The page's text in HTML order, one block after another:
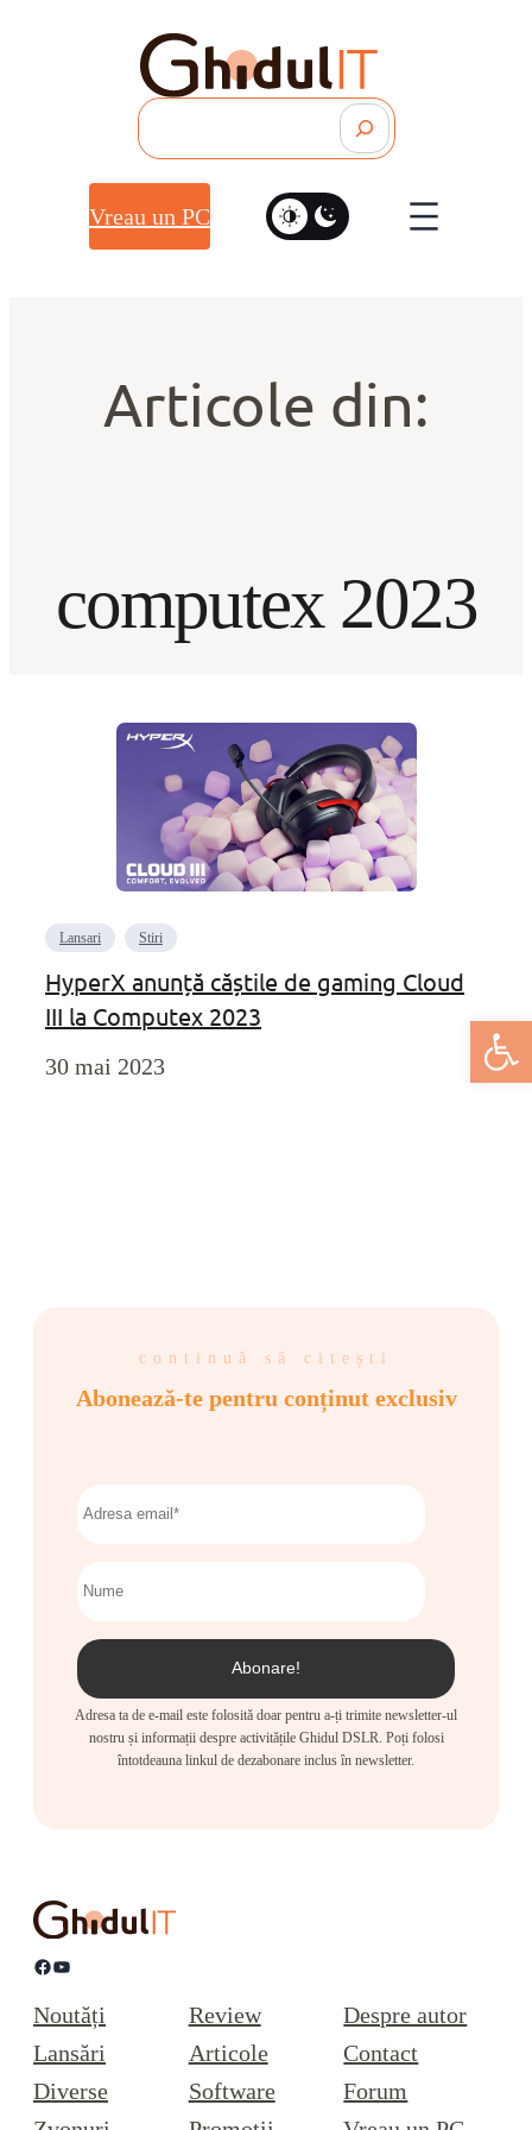
Deschide
Vreau un PC
Articole din:
computex 2023
Lansari Stiri
HyperX anunță căștile de gaming Cloud
III la Computex 2023
30 mai 2023
continuă să citești
Abonează-te pentru conținut exclusiv
Adresa ta de e-mail este folosită doar pentru a-ți trimite newsletter-ul
nostru și informații despre activitățile Ghidul DSLR. Poți folosi
întotdeauna linkul de dezabonare inclus în newsletter.
Facebook YouTube
Noutăți
Lansări
Diverse
Review
Articole
Software
Despre autor
Contact
Forum